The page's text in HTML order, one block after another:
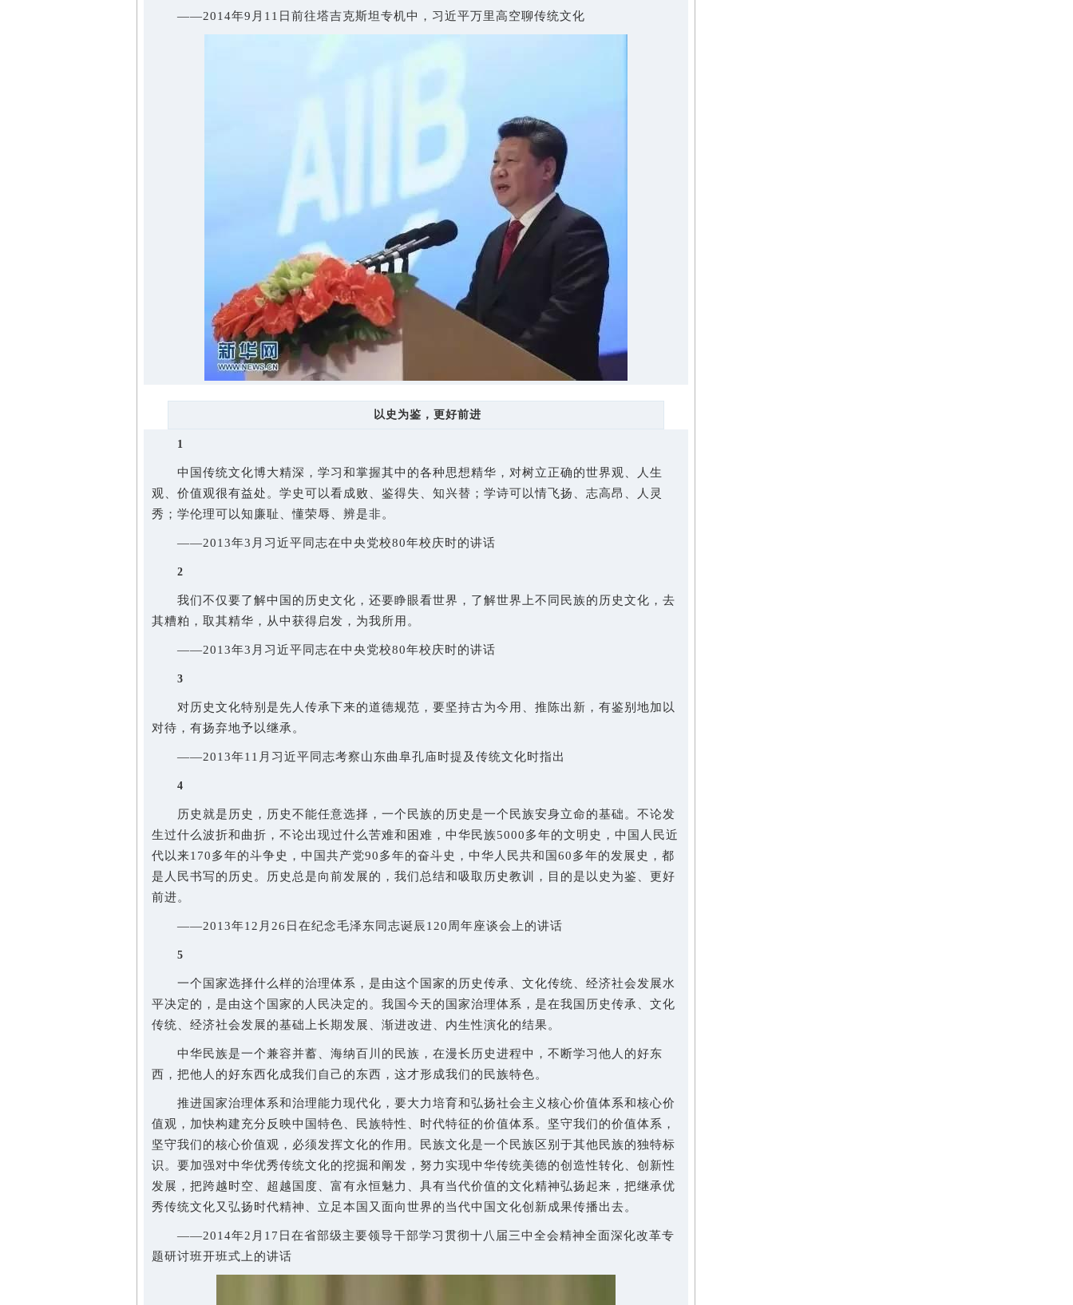
——2014年9月11日前往塔吉克斯坦专机中，习近平万里高空聊传统文化
以史为鉴，更好前进
1
中国传统文化博大精深，学习和掌握其中的各种思想精华，对树立正确的世界观、人生
观、价值观很有益处。学史可以看成败、鉴得失、知兴替；学诗可以情飞扬、志高昂、人灵
秀；学伦理可以知廉耻、懂荣辱、辨是非。
——2013年3月习近平同志在中央党校80年校庆时的讲话
2
我们不仅要了解中国的历史文化，还要睁眼看世界，了解世界上不同民族的历史文化，去
其糟粕，取其精华，从中获得启发，为我所用。
——2013年3月习近平同志在中央党校80年校庆时的讲话
3
对历史文化特别是先人传承下来的道德规范，要坚持古为今用、推陈出新，有鉴别地加以
对待，有扬弃地予以继承。
——2013年11月习近平同志考察山东曲阜孔庙时提及传统文化时指出
4
历史就是历史，历史不能任意选择，一个民族的历史是一个民族安身立命的基础。不论发
生过什么波折和曲折，不论出现过什么苦难和困难，中华民族5000多年的文明史，中国人民近
代以来170多年的斗争史，中国共产党90多年的奋斗史，中华人民共和国60多年的发展史，都
是人民书写的历史。历史总是向前发展的，我们总结和吸取历史教训，目的是以史为鉴、更好
前进。
——2013年12月26日在纪念毛泽东同志诞辰120周年座谈会上的讲话
5
一个国家选择什么样的治理体系，是由这个国家的历史传承、文化传统、经济社会发展水
平决定的，是由这个国家的人民决定的。我国今天的国家治理体系，是在我国历史传承、文化
传统、经济社会发展的基础上长期发展、渐进改进、内生性演化的结果。
中华民族是一个兼容并蓄、海纳百川的民族，在漫长历史进程中，不断学习他人的好东
西，把他人的好东西化成我们自己的东西，这才形成我们的民族特色。
推进国家治理体系和治理能力现代化，要大力培育和弘扬社会主义核心价值体系和核心价
值观，加快构建充分反映中国特色、民族特性、时代特征的价值体系。坚守我们的价值体系，
坚守我们的核心价值观，必须发挥文化的作用。民族文化是一个民族区别于其他民族的独特标
识。要加强对中华优秀传统文化的挖掘和阐发，努力实现中华传统美德的创造性转化、创新性
发展，把跨越时空、超越国度、富有永恒魅力、具有当代价值的文化精神弘扬起来，把继承优
秀传统文化又弘扬时代精神、立足本国又面向世界的当代中国文化创新成果传播出去。
——2014年2月17日在省部级主要领导干部学习贯彻十八届三中全会精神全面深化改革专
题研讨班开班式上的讲话